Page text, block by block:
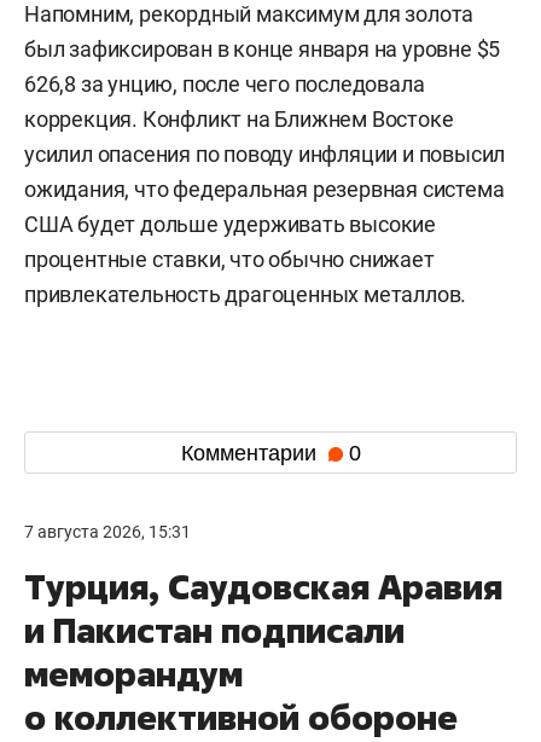
Напомним, рекордный максимум для золота
был зафиксирован в конце января на уровне $5
626,8 за унцию, после чего последовала
коррекция. Конфликт на Ближнем Востоке
усилил опасения по поводу инфляции и повысил
ожидания, что федеральная резервная система
США будет дольше удерживать высокие
процентные ставки, что обычно снижает
привлекательность драгоценных металлов.
Комментарии 0
7 августа 2026, 15:31
Турция, Саудовская Аравия
и Пакистан подписали
меморандум
о коллективной обороне